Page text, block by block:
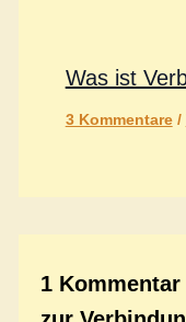
Was ist
3 Kommentare /
1